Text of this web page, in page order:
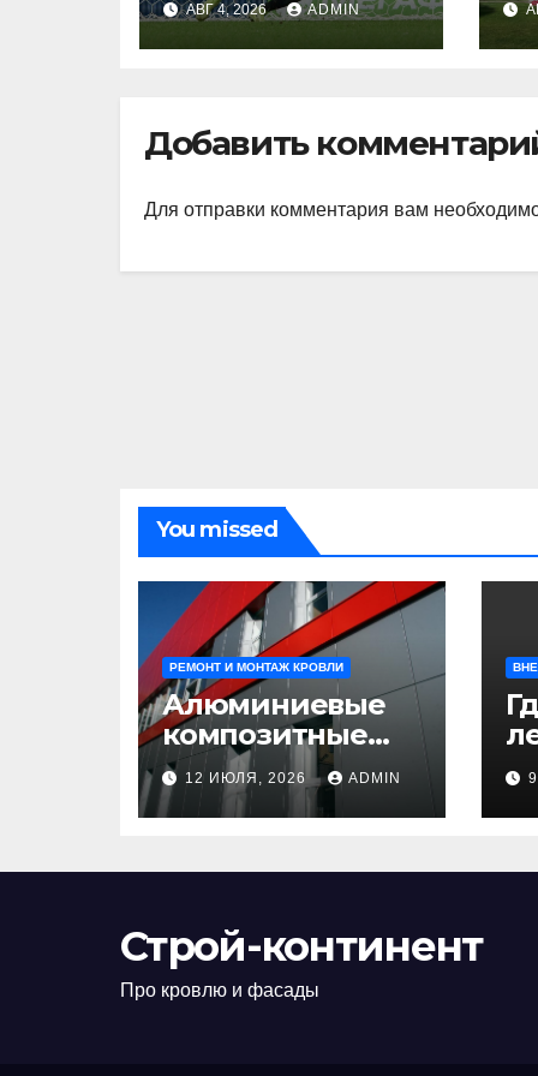
«Зените» —
отличный опыт,
у»
АВГ 4, 2026 ADMIN
Добавить
Для отправки комментария вам
You missed
РЕМОНТ И МОНТАЖ КРОВЛИ
Алюминиевые
композитные
панели:
универсальное
решение для
12 ИЮЛЯ, 2026 ADMIN
Строй-континент
Про кровлю и фасады